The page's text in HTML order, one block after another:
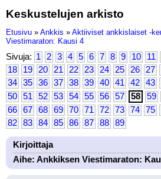
Keskustelujen arkisto
Etusivu » Ankkis » Aktiiviset ankkislaiset -
Viestimaraton: Kausi 4
Sivuja: 1 2 3 4 5 6 7 8 9 10 11
18
19 20 21 22 23 24 25 26 27
34
35 36 37 38 39 40 41 42 43
50
51 52 53 54 55 56 57 58 59
66
67 68 69 70 71 72 73 74 75
82
83 84 85 86 87 88 89
Kirjoittaja
Aihe: Ankkiksen Viestimaraton: